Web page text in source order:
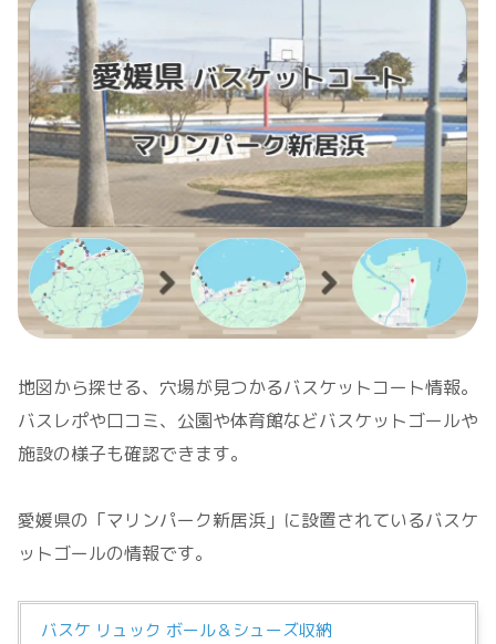
地図から探せる、穴場が見つかるバスケットコート情報。
バスレポや口コミ、公園や体育館などバスケットゴールや
施設の様子も確認できます。
愛媛県の「マリンパーク新居浜」に設置されているバスケ
ットゴールの情報です。
バスケ リュック ボール＆シューズ収納